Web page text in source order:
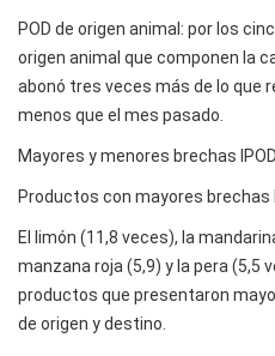
POD de origen animal: por los
origen animal que componen la
abonó tres veces más de lo que
menos que el mes pasado.
Mayores y menores brechas
Productos con mayores brechas
El limón (11,8 veces), la
manzana roja (5,9) y la pera (5,5
productos que presentaron
de origen y destino.